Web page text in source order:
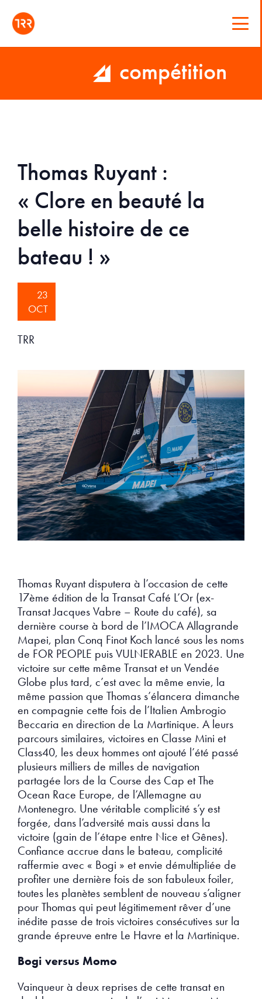
compétition
Thomas Ruyant :
« Clore en beauté la
belle histoire de ce
bateau ! »
23
OCT
TRR
Thomas Ruyant disputera à l’occasion de cette
17ème édition de la Transat Café L’Or (ex-
Transat Jacques Vabre – Route du café), sa
dernière course à bord de l’IMOCA Allagrande
Mapei, plan Conq Finot Koch lancé sous les noms
de FOR PEOPLE puis VULNERABLE en 2023. Une
victoire sur cette même Transat et un Vendée
Globe plus tard, c’est avec la même envie, la
même passion que Thomas s’élancera dimanche
en compagnie cette fois de l’Italien Ambrogio
Beccaria en direction de La Martinique. A leurs
parcours similaires, victoires en Classe Mini et
Class40, les deux hommes ont ajouté l’été passé
plusieurs milliers de milles de navigation
partagée lors de la Course des Cap et The
Ocean Race Europe, de l’Allemagne au
Montenegro. Une véritable complicité s’y est
forgée, dans l’adversité mais aussi dans la
victoire (gain de l’étape entre Nice et Gênes).
Confiance accrue dans le bateau, complicité
raffermie avec « Bogi » et envie démultipliée de
profiter une dernière fois de son fabuleux foiler,
toutes les planètes semblent de nouveau s’aligner
pour Thomas qui peut légitimement rêver d’une
inédite passe de trois victoires consécutives sur la
grande épreuve entre Le Havre et la Martinique.
Bogi versus Momo
Vainqueur à deux reprises de cette transat en